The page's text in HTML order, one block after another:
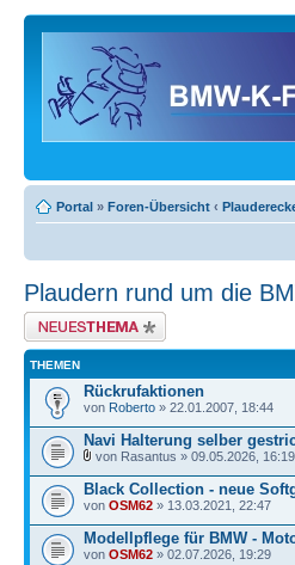
Portal » Foren-Übersicht ‹
Plaudern rund um die
Neues Thema erstellen
THEMEN
Rückrufaktionen
von Roberto » 22.01.2007, 18:44
Navi Halterung selber
von Rasantus » 09.05.2026, 16:19
Black Collection - neue
von OSM62 » 13.03.2021, 22:47
Modellpflege für BMW -
von OSM62 » 02.07.2026, 19:29